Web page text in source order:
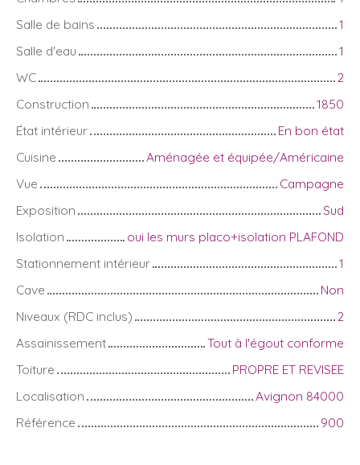
Salle de bains
1
Salle d'eau
1
WC
2
Construction
1850
État intérieur
En bon état
Cuisine
Aménagée et équipée/Américaine
Vue
Campagne
Exposition
Sud
Isolation
oui les murs placo+isolation PLAFOND
Stationnement intérieur
1
Cave
Non
Niveaux (RDC inclus)
2
Assainissement
Tout à l'égout conforme
Toiture
PROPRE ET REVISEE
Localisation
Avignon 84000
Référence
900